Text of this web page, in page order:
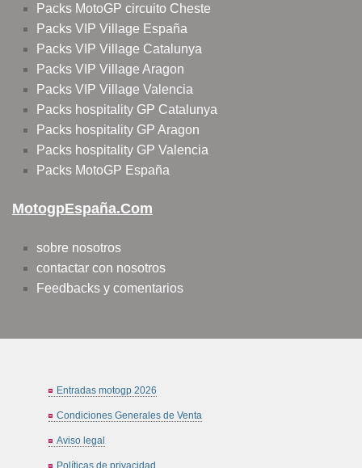
Packs MotoGP circuito Cheste
Packs VIP Village España
Packs VIP Village Catalunya
Packs VIP Village Aragon
Packs VIP Village Valencia
Packs hospitality GP Catalunya
Packs hospitality GP Aragon
Packs hospitality GP Valencia
Packs MotoGP España
MotogpEspaña.com
sobre nosotros
contactar con nosotros
Feedbacks y comentarios
Entradas motogp 2026
Condiciones Generales de Venta
Aviso legal
Políticas de privacidad